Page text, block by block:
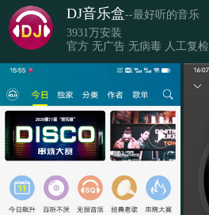
DJ音乐盒--最好听的音乐
3931万安装
官方 无广告 无病毒 人工复检